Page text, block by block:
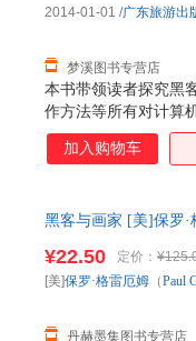
本书带领读者探究黑
作方法等所有对计算
梦溪图书专营店
2014-01-01 /广东旅游出
加入购物车
黑客与画家 [美]保罗·
¥22.50 定价：
丹赫墨集图书专营店
[美]保罗·格雷厄姆 （Paul